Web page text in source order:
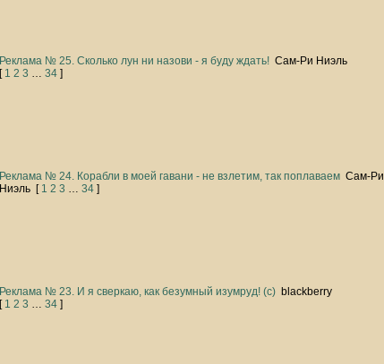
Реклама № 25. Сколько лун ни назови - я буду ждать! Сам-Ри Ниэль
[ 1 2 3 … 34 ]
Реклама № 24. Корабли в моей гавани - не взлетим, так поплаваем Сам-Ри
Ниэль [ 1 2 3 … 34 ]
Реклама № 23. И я сверкаю, как безумный изумруд! (с) blackberry
[ 1 2 3 … 34 ]